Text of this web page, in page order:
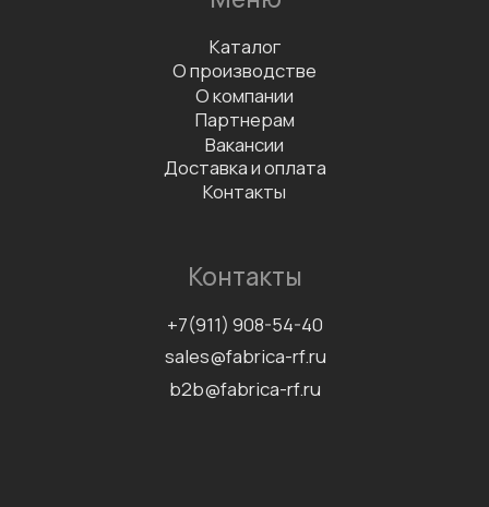
Написать отзыв
Заказать дегустацию
КПП 781101001
Данные организации
Документы
Сертификаты
Политика конфиденциальности